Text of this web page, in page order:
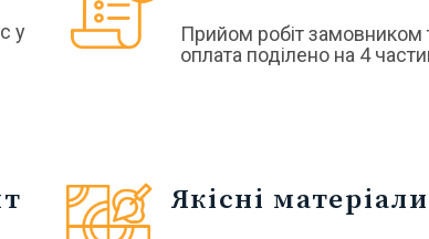
у
Прийом робіт замовником
оплата поділено на 4
Якісні матеріали